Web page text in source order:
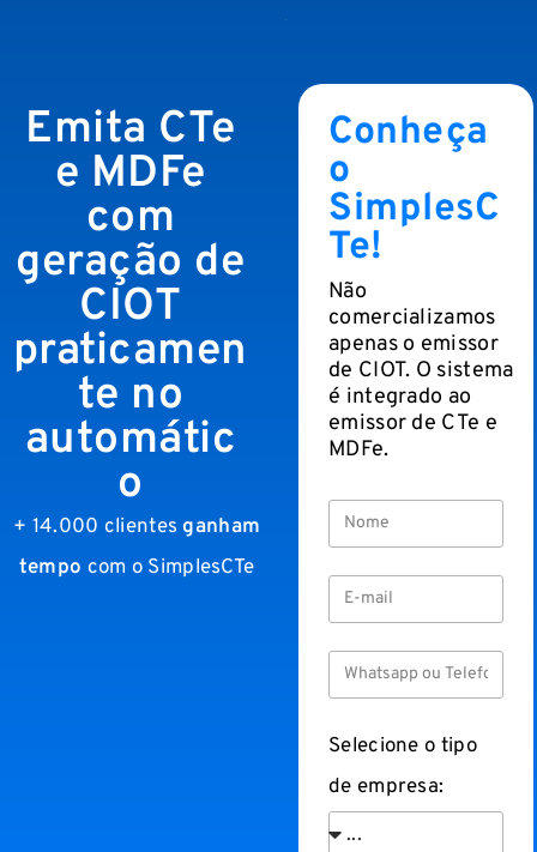
Emita CTe
e MDFe
com
geração de
CIOT
praticamen
te no
automátic
o
+ 14.000 clientesganham
tempo com o SimplesCTe
Conheça
o
SimplesC
Te!
Não
comercializamos
apenas o emissor
de CIOT. O sistema
é integrado ao
emissor de CTe e
MDFe.
Selecione o tipo
de empresa: